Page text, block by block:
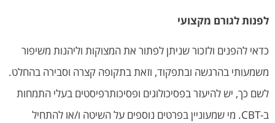
לפנות לגורם מקצועי
כדאי להפנים ולזכור שניתן לפתור את המצוקות וליהנות משיפור
משמעותי בהרגשה ובתפקוד, וזאת בתקופה קצרה וסבירה בהחלט.
לשם כך, יש להיעזר בפסיכולוגים ופסיכותרפיסטים בעלי התמחות
ב-CBT. מי שמעוניין בפרטים נוספים על השיטה ו/או להתחיל